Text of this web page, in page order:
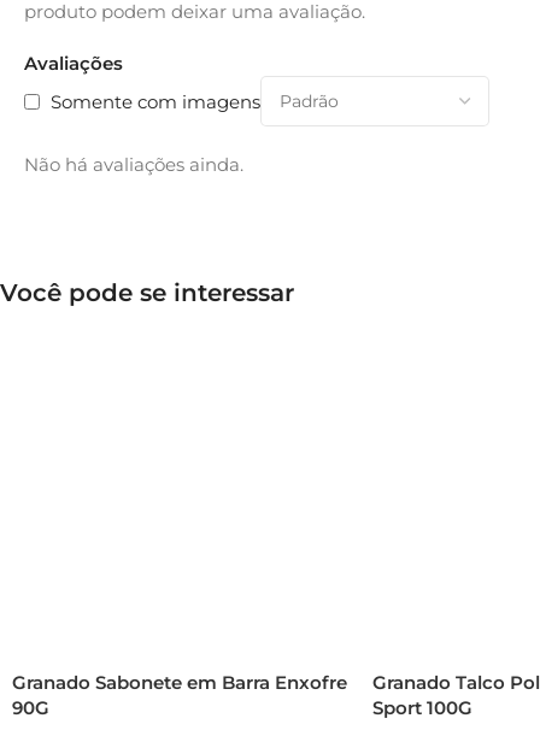
Avaliações
Somente com imagens
Não há avaliações ainda.
produto podem deixar uma avaliação.
Você pode se interessar
Granado Sabonete em Barra Enxofre
90G
Granado Talco
Sport 100G